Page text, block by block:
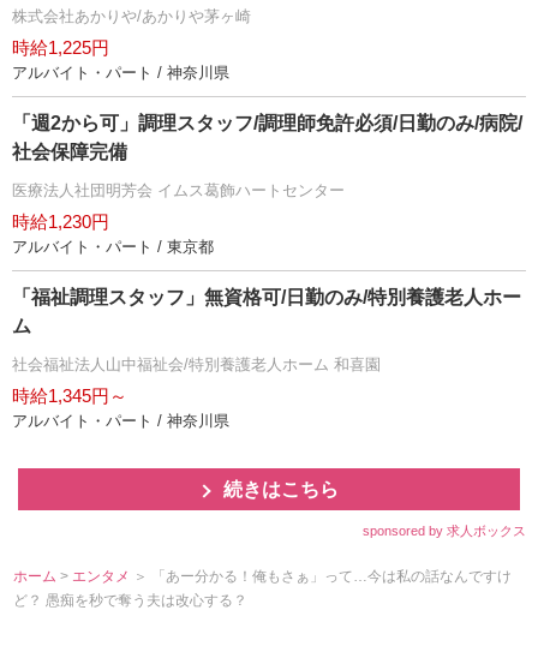
株式会社あかりや/あかりや茅ヶ崎
時給1,225円
アルバイト・パート / 神奈川県
「週2から可」調理スタッフ/調理師免許必須/日勤のみ/病院/
社会保障完備
医療法人社団明芳会 イムス葛飾ハートセンター
時給1,230円
アルバイト・パート / 東京都
「福祉調理スタッフ」無資格可/日勤のみ/特別養護老人ホー
ム
社会福祉法人山中福祉会/特別養護老人ホーム 和喜園
時給1,345円～
アルバイト・パート / 神奈川県
続きはこちら
sponsored by 求人ボックス
ホーム > エンタメ ＞ 「あー分かる！俺もさぁ」って…今は私の話なんですけ
ど？ 愚痴を秒で奪う夫は改心する？